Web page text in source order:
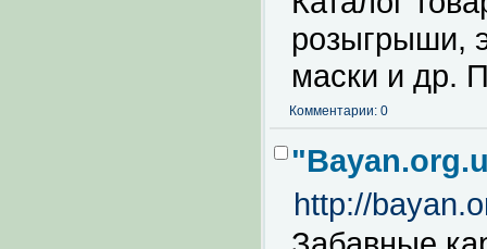
розыгрыши,
маски и др.
Комментарии: 0
http://